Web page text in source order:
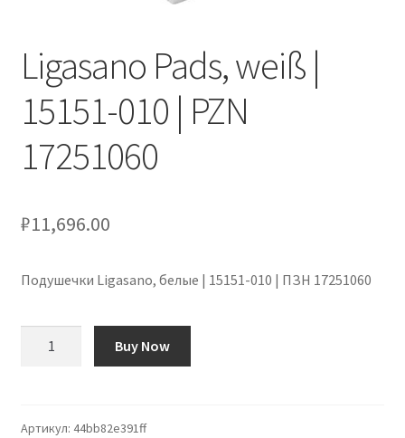
Оформление заказа
Подтверждение заказа
Скидки
Ligasano Pads, weiß |
15151-010 | PZN
17251060
₽11,696.00
Подушечки Ligasano, белые | 15151-010 | ПЗН 17251060
weiß
Buy Now
Артикул: 44bb82e391ff